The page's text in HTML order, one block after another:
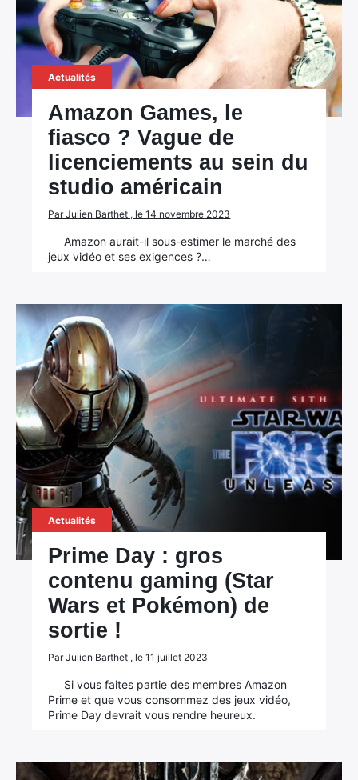
Actualités
Amazon Games, le
fiasco ? Vague de
licenciements au sein du
studio américain
Par Julien Barthet , le 14 novembre 2023
Amazon aurait-il sous-estimer le marché des
jeux vidéo et ses exigences ?…
Actualités
Prime Day : gros
contenu gaming (Star
Wars et Pokémon) de
sortie !
Par Julien Barthet , le 11 juillet 2023
Si vous faites partie des membres Amazon
Prime et que vous consommez des jeux vidéo,
Prime Day devrait vous rendre heureux.